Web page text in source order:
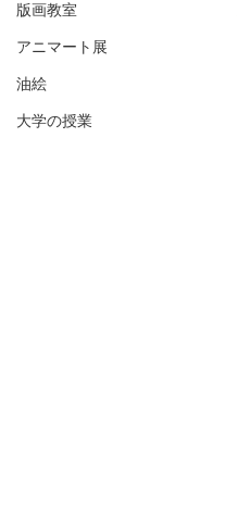
版画教室
アニマート展
油絵
大学の授業